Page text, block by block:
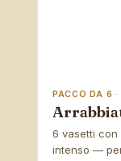
PACCO DA 6
6 vasetti con
intenso —